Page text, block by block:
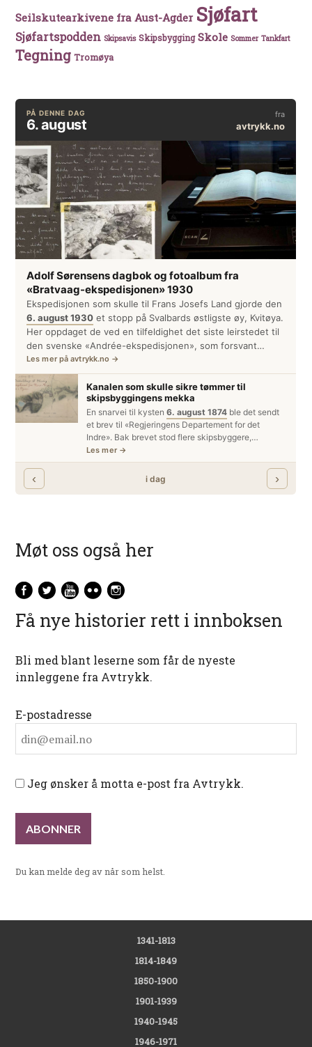
Seilskutearkivene fra Aust-Agder Sjøfart
Sjøfartspodden Skipsavis Skipsbygging Skole Sommer Tankfart
Tegning Tromøya
Møt oss også her
Få nye historier rett i innboksen
Bli med blant leserne som får de nyeste
innleggene fra Avtrykk.
E-postadresse
Jeg ønsker å motta e-post fra Avtrykk.
Du kan melde deg av når som helst.
1341-1813
1814-1849
1850-1900
1901-1939
1940-1945
1946-1971